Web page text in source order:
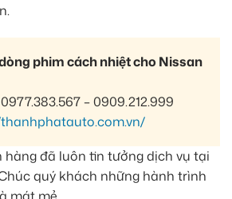
phim cách nhiệt cho Nissan
– 0909.212.999
hàng đã luôn tin tưởng dịch vụ tại
quý khách những hành trình
mát mẻ.